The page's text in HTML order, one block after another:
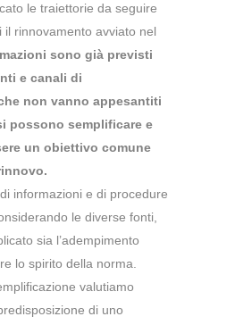
le traiettorie da seguire
il rinnovamento avviato nel
sono già previsti
e canali di
non vanno appesantiti
possono semplificare e
un obiettivo comune
informazioni e di procedure
le diverse fonti,
sia l’adempimento
lo spirito della norma.
valutiamo
di uno